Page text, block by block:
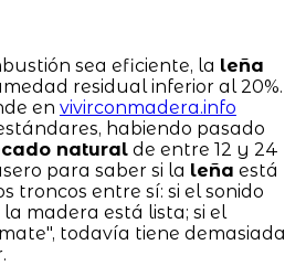
sea eficiente, la leña
residual inferior al 20%.
en vivirconmadera.info
habiendo pasado
naturalde entre 12 y 24
para saber si la leña está
troncos entre sí: si el sonido
madera está lista; si el
todavía tiene demasiada